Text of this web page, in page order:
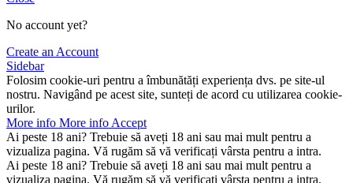
No account yet?
Create an Account
Sidebar
Folosim cookie-uri pentru a îmbunătăți experiența dvs. pe site-ul
nostru. Navigând pe acest site, sunteți de acord cu utilizarea cookie-
urilor.
More info More info Accept
Ai peste 18 ani? Trebuie să aveți 18 ani sau mai mult pentru a
vizualiza pagina. Vă rugăm să vă verificați vârsta pentru a intra.
Ai peste 18 ani? Trebuie să aveți 18 ani sau mai mult pentru a
vizualiza pagina. Vă rugăm să vă verificați vârsta pentru a intra.